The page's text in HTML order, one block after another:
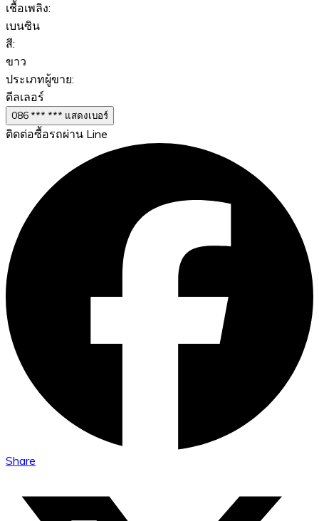
เชื้อเพลิง:
เบนซิน
สี:
ขาว
ประเภทผู้ขาย:
ดีลเลอร์
086 *** *** แสดงเบอร์
ติดต่อซื้อรถผ่าน Line
Share